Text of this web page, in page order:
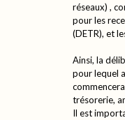
réseaux) ,
pour les
(DETR), et
Ainsi, la
pour lequel
trésorerie,
Il est